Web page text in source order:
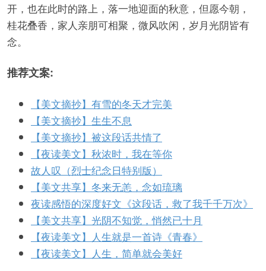
开，也在此时的路上，落一地迎面的秋意，但愿今朝，
桂花叠香，家人亲朋可相聚，微风吹闲，岁月光阴皆有
念。
推荐文案:
【美文摘抄】有雪的冬天才完美
【美文摘抄】生生不息
【美文摘抄】被这段话共情了
​【夜读美文】秋浓时，我在等你
故人叹（烈士纪念日特别版）
​【美文共享】冬来无恙，念如琉璃
夜读感悟的深度好文《这段话，救了我千千万次》
【美文共享】光阴不知觉，悄然已十月
【夜读美文】人生就是一首诗《青春》
【夜读美文】人生，简单就会美好